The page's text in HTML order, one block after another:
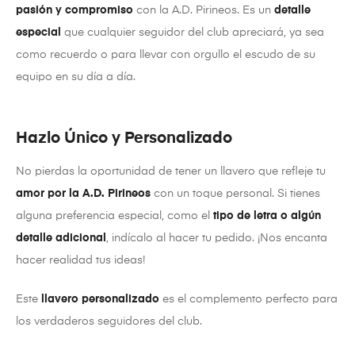
pasión y compromiso con la A.D. Pirineos. Es un detalle
especial
que cualquier seguidor del club apreciará, ya sea
como recuerdo o para llevar con orgullo el escudo de su
equipo en su día a día.
Hazlo Único y Personalizado
No pierdas la oportunidad de tener un llavero que refleje tu
amor por la A.D. Pirineos con un toque personal. Si tienes
alguna preferencia especial, como el tipo de letra o algún
detalle adicional , indícalo al hacer tu pedido. ¡Nos encanta
hacer realidad tus ideas!
Este llavero personalizado es el complemento perfecto para
los verdaderos seguidores del club.